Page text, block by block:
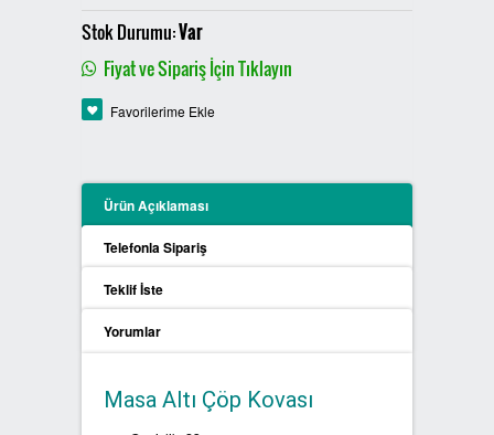
PLASTİK SIFIR ATIK KUTULARI
BOYALI SIFIR ATIK KUTULARI
KUTULARI
PROCYCLE SIFIR ATIK
KUTULARI
PİL ATIK KUTULARI
SIFIR ATIK KONTEYNERLARI
Stok Durumu:Var
Fiyat ve Sipariş İçin Tıklayın
Favorilerime Ekle
Ürün Açıklaması
Telefonla Sipariş
Teklif İste
Yorumlar
Masa Altı Çöp Kovası